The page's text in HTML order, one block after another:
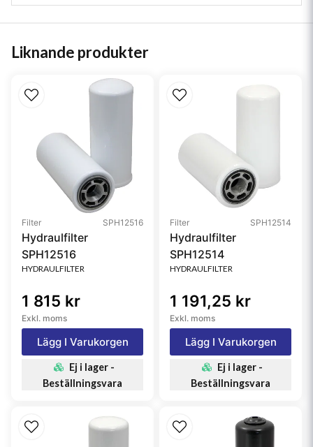
Efficiency Test Std ISO 5011, SAE J726
Rated Flow HR
Restriction LR
25 mm H2O (0.98 inch
Restriction HR
127 mm H2O (5.00 inch
H2O)
Brand TopSpin™ HD
Price Type
Liknande produkter
Filter SPH12516
Hydraulfilter
SPH12516
HYDRAULFILTER
1 815 kr
Exkl. moms
Lägg I Varukorgen
Ej i lager -
Beställningsvara
Filter SPH12514
Hydraulfilter
SPH12514
HYDRAULFILTER
1 191,25 kr
Exkl. moms
Lägg I Varukorgen
Ej i lager -
Beställningsvara